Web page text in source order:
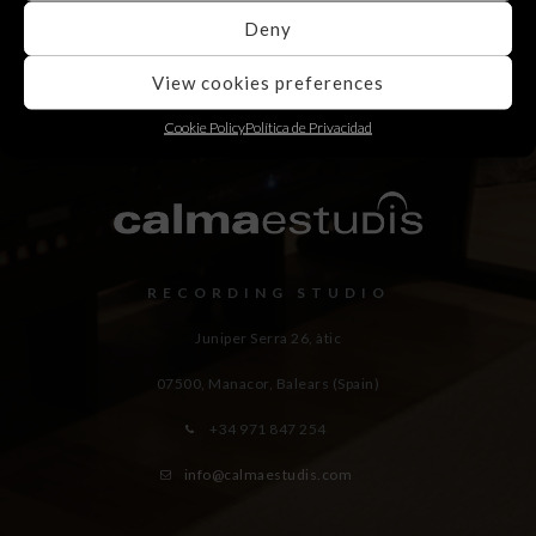
Deny
View cookies preferences
Cookie PolicyPolítica de Privacidad
RECORDING STUDIO
Juniper Serra 26, àtic
07500, Manacor, Balears (Spain)
+34 971 847 254
info@calmaestudis.com